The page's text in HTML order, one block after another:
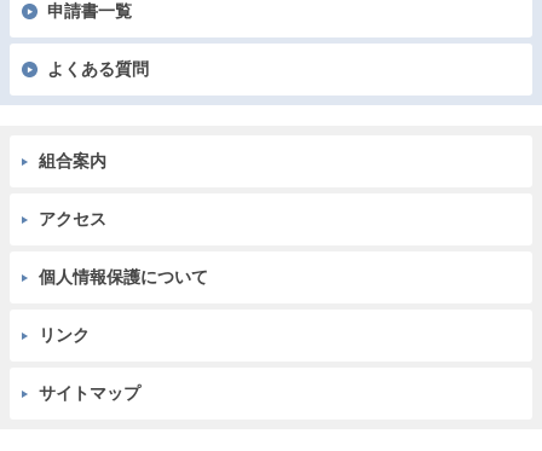
申請書一覧
よくある質問
組合案内
アクセス
個人情報保護について
リンク
サイトマップ